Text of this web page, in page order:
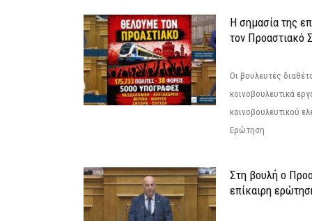
Η σημασία της
τον Προαστιακό
Οι βουλευτές
κοινοβουλευτικά
κοινοβουλευτικού
Ερώτηση
Στη βουλή ο
επίκαιρη